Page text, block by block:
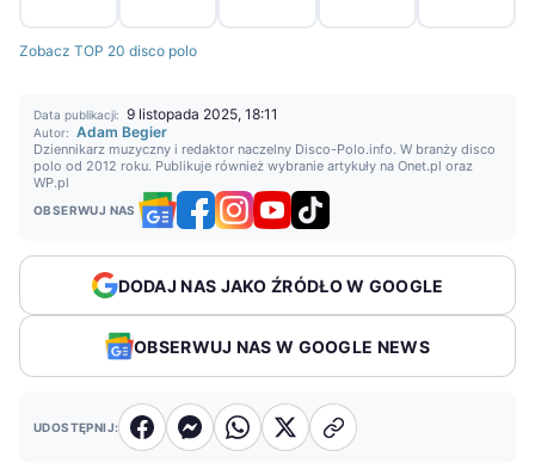
Zobacz TOP 20 disco polo
Data publikacji: 9 listopada 2025, 18:11
Autor: Adam Begier
Dziennikarz muzyczny i redaktor naczelny Disco-Polo.info. W branży disco
polo od 2012 roku. Publikuje również wybranie artykuły na Onet.pl oraz
WP.pl
OBSERWUJ NAS
DODAJ NAS JAKO ŹRÓDŁO W GOOGLE
OBSERWUJ NAS W GOOGLE NEWS
UDOSTĘPNIJ: